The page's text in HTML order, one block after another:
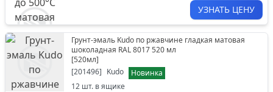
УЗНАТЬ ЦЕНУ
Грунт-эмаль Kudo по ржавчине гладкая матовая
шоколадная RAL 8017 520 мл
[520мл]
[201496] Kudo
Новинка
12 шт. в ящике